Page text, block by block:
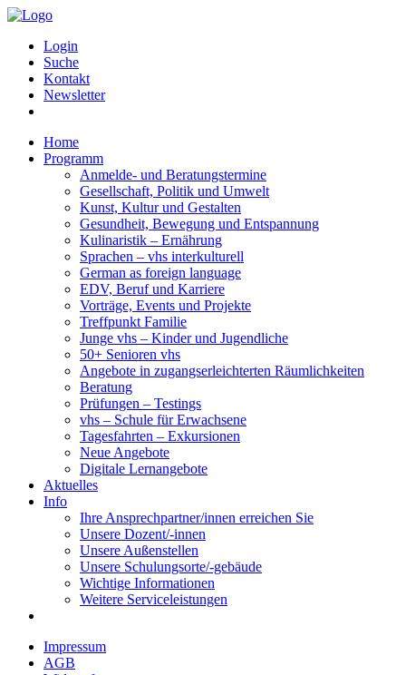
Login
Suche
Kontakt
Newsletter
Home
Programm
Anmelde- und Beratungstermine
Gesellschaft, Politik und Umwelt
Kunst, Kultur und Gestalten
Gesundheit, Bewegung und Entspannung
Kulinaristik – Ernährung
Sprachen – vhs interkulturell
German as foreign language
EDV, Beruf und Karriere
Vorträge, Events und Projekte
Treffpunkt Familie
Junge vhs – Kinder und Jugendliche
50+ Senioren vhs
Angebote in zugangserleichterten Räumlichkeiten
Beratung
Prüfungen – Testings
vhs – Schule für Erwachsene
Tagesfahrten – Exkursionen
Neue Angebote
Digitale Lernangebote
Aktuelles
Info
Ihre Ansprechpartner/innen erreichen Sie
Unsere Dozent/-innen
Unsere Außenstellen
Unsere Schulungsorte/-gebäude
Wichtige Informationen
Weitere Serviceleistungen
Impressum
AGB